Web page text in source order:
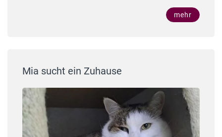
mehr
Mia sucht ein Zuhause